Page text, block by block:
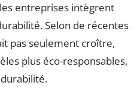
entreprises intègrent
Selon de récentes
pas seulement croître,
plus éco-responsables,